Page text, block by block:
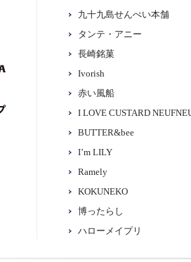
九十九島せんぺい本舗
タンテ・アニー
長崎銘菓
Ivorish
赤い風船
I LOVE CUSTARD
BUTTER&bee
I’m LILY
Ramely
KOKUNEKO
博ったらし
ハローメイプリ